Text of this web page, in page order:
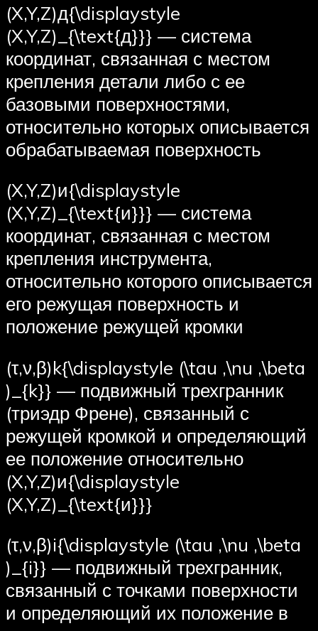
(X,Y,Z)д{\displaystyle
(X,Y,Z)_{\text{д}}} — система
координат, связанная с местом
крепления детали либо с ее
базовыми поверхностями,
относительно которых описывается
обрабатываемая поверхность
(X,Y,Z)и{\displaystyle
(X,Y,Z)_{\text{и}}} — система
координат, связанная с местом
крепления инструмента,
относительно которого описывается
его режущая поверхность и
положение режущей кромки
(τ,ν,β)k{\displaystyle (\tau ,\nu ,\beta
)_{k}} — подвижный трехгранник
(триэдр Френе), связанный с
режущей кромкой и определяющий
ее положение относительно
(X,Y,Z)и{\displaystyle
(X,Y,Z)_{\text{и}}}
(τ,ν,β)i{\displaystyle (\tau ,\nu ,\beta
)_{i}} — подвижный трехгранник,
связанный с точками поверхности
и определяющий их положение в